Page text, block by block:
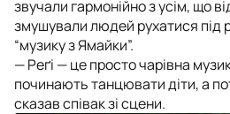
звучали гармонійно з усім, що
змушували людей рухатися під
“музику з Ямайки”.
— Реґі — це просто чарівна
починають танцювати діти, а
сказав співак зі сцени.